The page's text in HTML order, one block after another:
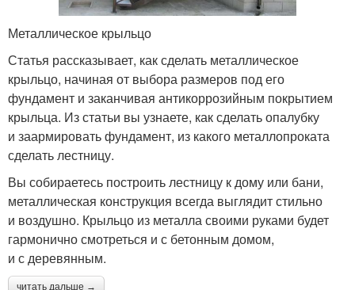
Металлическое крыльцо
Статья рассказывает, как сделать металлическое
крыльцо, начиная от выбора размеров под его
фундамент и заканчивая антикоррозийным покрытием
крыльца. Из статьи вы узнаете, как сделать опалубку
и заармировать фундамент, из какого металлопроката
сделать лестницу.
Вы собираетесь построить лестницу к дому или бани,
металлическая конструкция всегда выглядит стильно
и воздушно. Крыльцо из металла своими руками будет
гармонично смотреться и с бетонным домом,
и с деревянным.
читать дальше →